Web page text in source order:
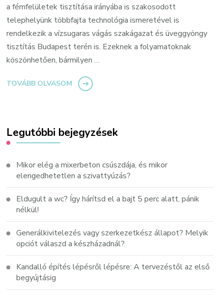
a fémfelületek tisztítása irányába is szakosodott
telephelyünk többfajta technológia ismeretével is
rendelkezik a vízsugaras vágás szakágazat és üveggyöngy
tisztítás Budapest terén is. Ezeknek a folyamatoknak
köszönhetően, bármilyen …
TOVÁBB OLVASOM
Legutóbbi bejegyzések
Mikor elég a mixerbeton csúszdája, és mikor
elengedhetetlen a szivattyúzás?
Eldugult a wc? Így hárítsd el a bajt 5 perc alatt, pánik
nélkül!
Generálkivitelezés vagy szerkezetkész állapot? Melyik
opciót válaszd a készházadnál?
Kandalló építés lépésről lépésre: A tervezéstől az első
begyújtásig